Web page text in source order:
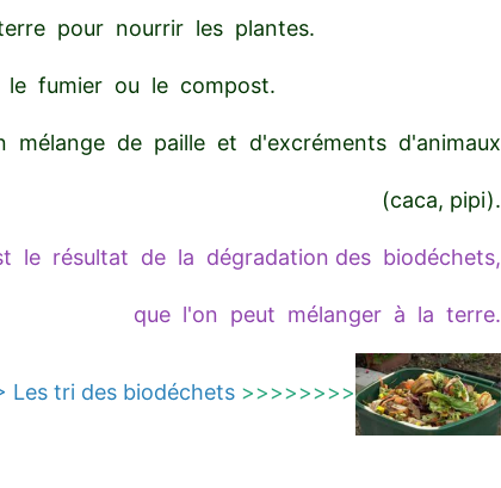
pour nourrir les plantes.
le fumier ou le compost.
mélange de paille et d'excréments d'animaux
(caca, pipi).
le résultat de la dégradation des biodéchets,
que l'on peut mélanger à la terre.
tri des biodéchets>>>>>>>>